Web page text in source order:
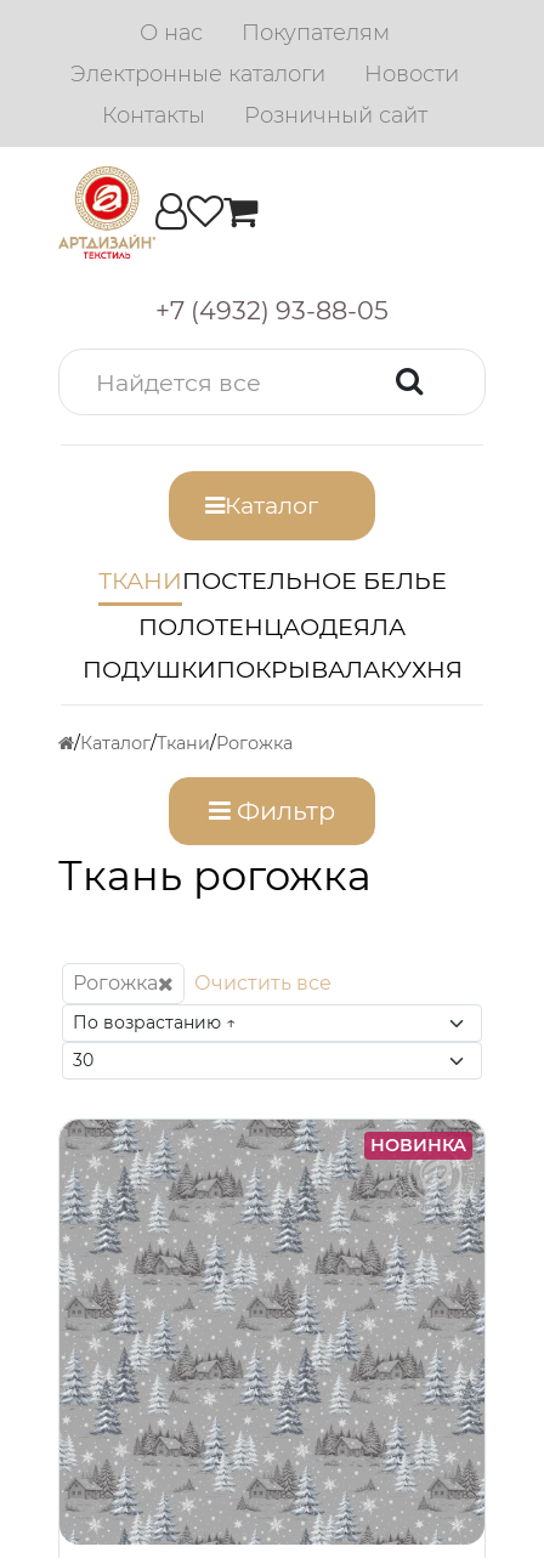
О нас
Покупателям
Электронные каталоги
Новости
Контакты
Розничный сайт
+7 (4932) 93-88-05
Каталог
ТКАНИПОСТЕЛЬНОЕ БЕЛЬЕ
ПОЛОТЕНЦАОДЕЯЛА
ПОДУШКИПОКРЫВАЛАКУХНЯ
Каталог Ткани Рогожка
Фильтр
Ткань рогожка
Рогожка Очистить все
НОВИНКА